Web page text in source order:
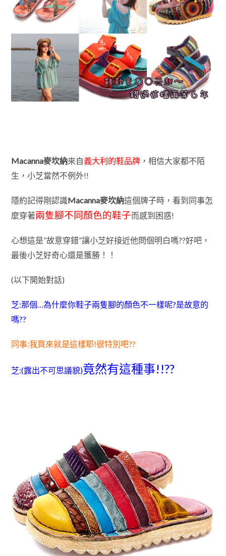
Macanna麥坎納來自義大利的鞋品牌 ，相信大家都不陌
生，小芝當然不例外!!
隱約記得剛認識Macanna麥坎納這個牌子時，看到同事怎
麼穿著兩隻腳不同顏色的鞋子而感到困惑!
心想這是”故意穿錯”讓小芝好接近他問個明白嗎??好吧，
最後小芝好奇心還是獲勝！！
(以下開始對話)
芝:那個…為什麼你鞋子兩隻腳的顏色不一樣呢?是故意的
嗎??
同事:我買來就是這樣耶!很特別吧??
芝:(露出不可思議貌)竟然有這種事!!??